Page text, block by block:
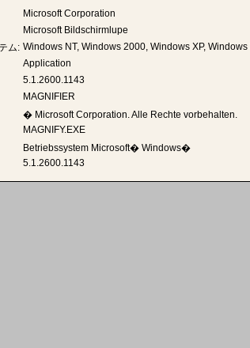
Microsoft Corporation
Microsoft Bildschirmlupe
ム: Windows NT, Windows 2000, Windows XP,
Application
5.1.2600.1143
MAGNIFIER
� Microsoft Corporation. Alle Rechte vorbehalten.
MAGNIFY.EXE
Betriebssystem Microsoft� Windows�
5.1.2600.1143